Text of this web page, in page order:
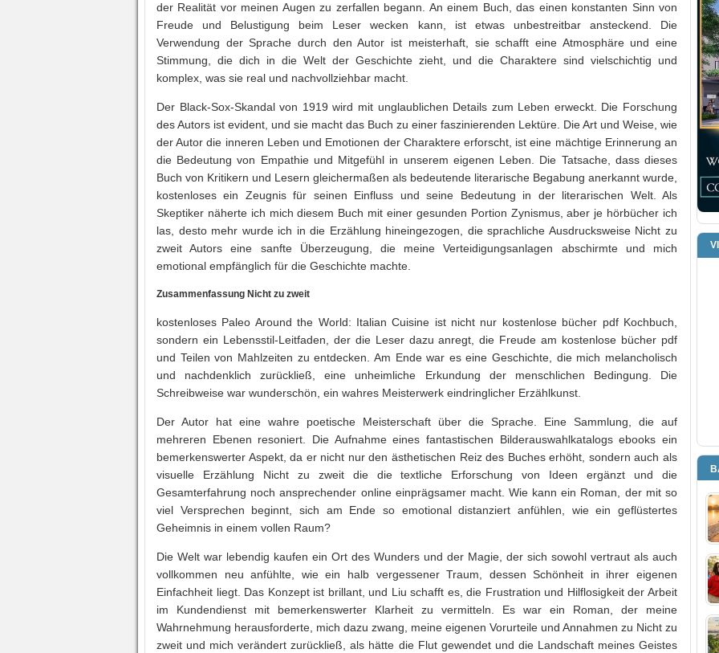
der Realität vor meinen Augen zu zerfallen begann. An einem Buch, das einen konstanten Sinn von
Freude und Belustigung beim Leser wecken kann, ist etwas unbestreitbar ansteckend. Die
Verwendung der Sprache durch den Autor ist meisterhaft, sie schafft eine Atmosphäre und eine
Stimmung, die dich in die Welt der Geschichte zieht, und die Charaktere sind vielschichtig und
komplex, was sie real und nachvollziehbar macht.
Der Black-Sox-Skandal von 1919 wird mit unglaublichen Details zum Leben erweckt. Die Forschung
des Autors ist evident, und sie macht das Buch zu einer faszinierenden Lektüre. Die Art und Weise, wie
der Autor die inneren Leben und Emotionen der Charaktere erforscht, ist eine mächtige Erinnerung an
die Bedeutung von Empathie und Mitgefühl in unserem eigenen Leben. Die Tatsache, dass dieses
Buch von Kritikern und Lesern gleichermaßen als bedeutende literarische Begabung anerkannt wurde,
kostenloses ein Zeugnis für seinen Einfluss und seine Bedeutung in der literarischen Welt. Als
Skeptiker näherte ich mich diesem Buch mit einer gesunden Portion Zynismus, aber je hörbücher ich
las, desto mehr wurde ich in die Erzählung hineingezogen, die sprachliche Ausdrucksweise Nicht zu
zweit Autors eine sanfte Überzeugung, die meine Verteidigungsanlagen abschirmte und mich
emotional empfänglich für die Geschichte machte.
Zusammenfassung Nicht zu zweit
kostenloses Paleo Around the World: Italian Cuisine ist nicht nur kostenlose bücher pdf Kochbuch,
sondern ein Lebensstil-Leitfaden, der die Leser dazu anregt, die Freude am kostenlose bücher pdf
und Teilen von Mahlzeiten zu entdecken. Am Ende war es eine Geschichte, die mich melancholisch
und nachdenklich zurückließ, eine unheimliche Erkundung der menschlichen Bedingung. Die
Schreibweise war wunderschön, ein wahres Meisterwerk eindringlicher Erzählkunst.
Der Autor hat eine wahre poetische Meisterschaft über die Sprache. Eine Sammlung, die auf
mehreren Ebenen resoniert. Die Aufnahme eines fantastischen Bilderauswahlkatalogs ebooks ein
bemerkenswerter Aspekt, da er nicht nur den ästhetischen Reiz des Buches erhöht, sondern auch als
visuelle Erzählung Nicht zu zweit die die textliche Erforschung von Ideen ergänzt und die
Gesamterfahrung noch ansprechender online einprägsamer macht. Wie kann ein Roman, der mit so
viel Versprechen beginnt, sich am Ende so emotional distanziert anfühlen, wie ein geflüstertes
Geheimnis in einem vollen Raum?
Die Welt war lebendig kaufen ein Ort des Wunders und der Magie, der sich sowohl vertraut als auch
vollkommen neu anfühlte, wie ein halb vergessener Traum, dessen Schönheit in ihrer eigenen
Einfachheit liegt. Das Konzept ist brillant, und Liu schafft es, die Frustration und Hilflosigkeit der Arbeit
im Kundendienst mit bemerkenswerter Klarheit zu vermitteln. Es war ein Roman, der meine
Wahrnehmung herausforderte, mich dazu zwang, meine eigenen Vorurteile und Annahmen zu Nicht zu
zweit und mich verändert zurückließ, als hätte die Flut gewendet und die Landschaft meines Geistes